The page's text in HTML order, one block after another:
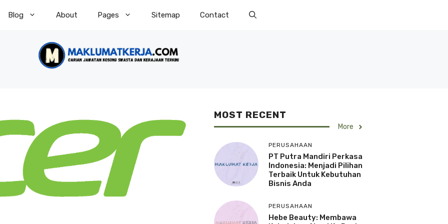
Blog About Pages Sitemap Contact
MOST RECENT
More
PERUSAHAAN
PT Putra Mandiri Perkasa
Indonesia: Menjadi Pilihan
Terbaik Untuk Kebutuhan
Bisnis Anda
PERUSAHAAN
Hebe Beauty: Membawa